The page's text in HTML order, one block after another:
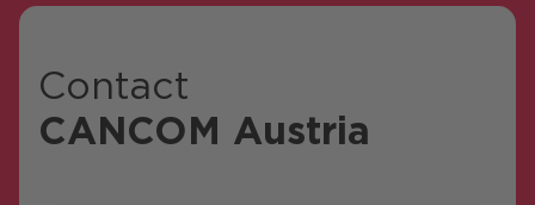
Contact
CANCOM Austria